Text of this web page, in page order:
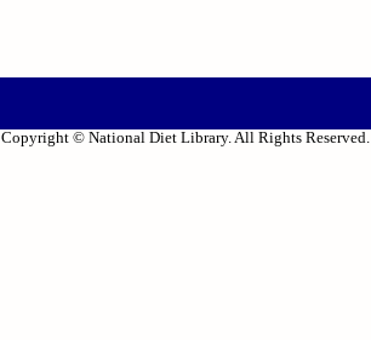
Copyright © National Diet Library. All Rights Reserved.